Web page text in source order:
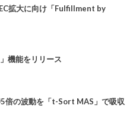
拡大に向け「Fulfillment by
機能をリリース
倍の波動を「t-Sort MAS」で吸収